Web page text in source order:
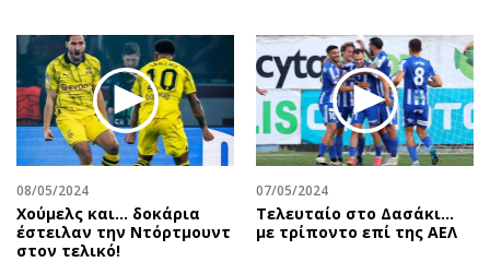
08/05/2024
Χούμελς και... δοκάρια
έστειλαν την Ντόρτμουντ
στον τελικό!
07/05/2024
Τελευταίο στο Δασάκι…
με τρίποντο επί της ΑΕΛ